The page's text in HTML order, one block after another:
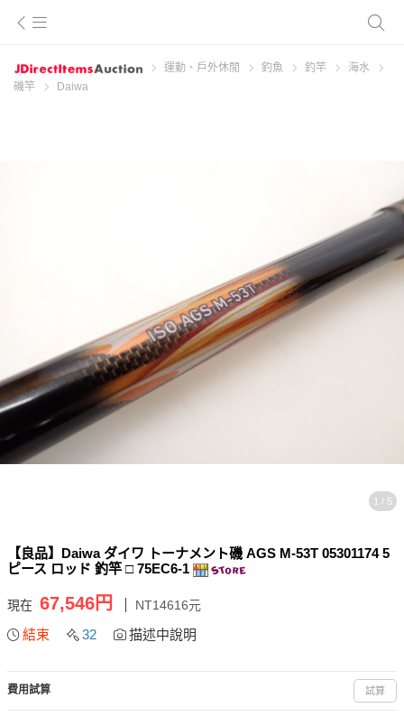
運動、戶外休閒 釣魚 釣竿
海水
磯竿
Daiwa
1 / 5
【良品】Daiwa ダイワ トーナメント磯 AGS M-53T 05301174 5
ピース ロッド 釣竿 □ 75EC6-1
現在 67,546円 NT14616元
結束 32 描述中說明
費用試算 試算